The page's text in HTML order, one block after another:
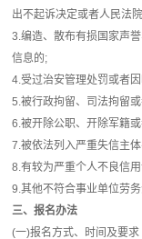
出不起诉决定或者人民法
3.编造、散布有损国家声
信息的;
4.受过治安管理处罚或者
5.被行政拘留、司法拘留
6.被开除公职、开除军籍
7.被依法列入严重失信主
8.有较为严重个人不良信
9.其他不符合事业单位劳
三、报名办法
(一)报名方式、时间及要求